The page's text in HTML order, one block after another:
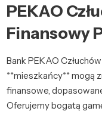
PEKAO
Finansowy
Bank PEKAO
**mieszkańcy** mogą
finansowe,
Oferujemy bogatą